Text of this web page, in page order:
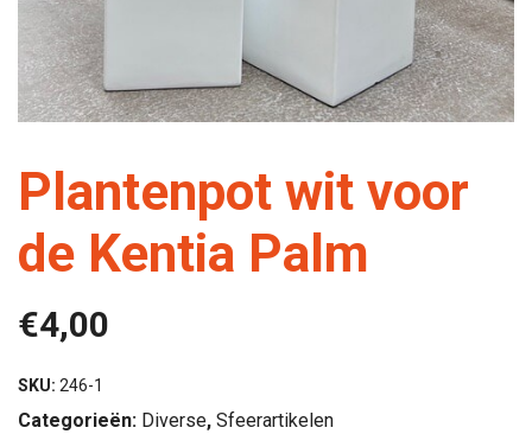
Plantenpot wit voor
de Kentia Palm
€4,00
SKU: 246-1
Categorieën: Diverse, Sfeerartikelen